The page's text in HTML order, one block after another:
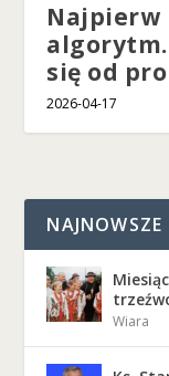
Najpierw
algorytm.
się od
2026-04-17
NAJNOWSZE
Wiara